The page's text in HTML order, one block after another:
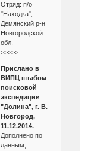
Отряд: п/о
"Находка",
Демянский р-н
Новгородской
обл.
>>>>>
Прислано в
ВИПЦ штабом
поисковой
экспедиции
"Долина", г. В.
Новгород,
11.12.2014.
Дополнено по
данным,